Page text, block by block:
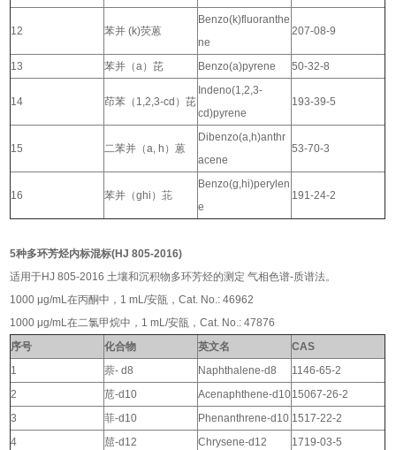
12 苯并 (k)荧蒽
Benzo(k)fluoranthe
ne
207-08-9
13 苯并（a）芘 Benzo(a)pyrene 50-32-8
14 茚苯（1,2,3-cd）芘
Indeno(1,2,3-
cd)pyrene
193-39-5
15 二苯并（a, h）蒽
Dibenzo(a,h)anthr
acene
53-70-3
16 苯并（ghi）苝
Benzo(g,hi)perylen
e
191-24-2
5种多环芳烃内标混标(HJ 805-2016)
适用于HJ 805-2016 土壤和沉积物多环芳烃的测定 气相色谱-质谱法。
1000 μg/mL在丙酮中，1 mL/安瓿，Cat. No.: 46962
1000 μg/mL在二氯甲烷中，1 mL/安瓿，Cat. No.: 47876
序号
化合物 英文名
CAS
1
萘- d8 Naphthalene-d8
1146-65-2
2
苊-d10 Acenaphthene-d1015067-26-2
3
菲-d10 Phenanthrene-d10 1517-22-2
4
䓛-d12 Chrysene-d12
1719-03-5